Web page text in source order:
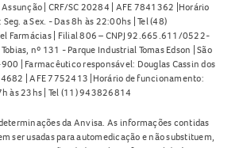
Comprimidos está disponível na
um profissional de saúde antes
emHipertensão.
| CRF/SC 20284 | AFE 7841362 |Horário
a Sex. - Das 8h às 22:00hs | Tel (48)
Farmácias | Filial 806 – CNPJ 92.665.611/0522-
nº 131 - Parque Industrial Tomas Edson | São
| Farmacêutico responsável: Douglas Cassin dos
| AFE 7752413 |Horário de funcionamento:
às 23hs | Tel (11) 943826814
da Anvisa. As informações contidas
ser usadas para automedicação e não substituem,